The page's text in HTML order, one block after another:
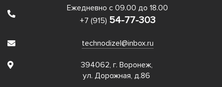
Ежедневно с 09.00 до 18.00
+7 (915) 54-77-303
technodizel@inbox.ru
394062, г. Воронеж,
ул. Дорожная, д.86